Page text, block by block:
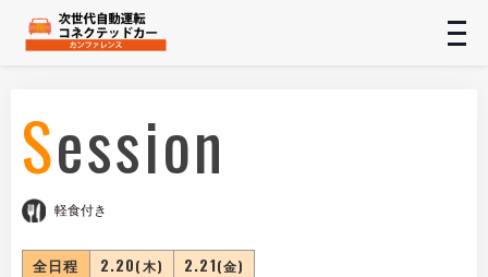
Session
全日程 2.20(木) 2.21(金)
軽食付き